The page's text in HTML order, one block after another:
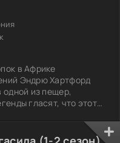
в Африке
Эндрю Хартфорд
одной из пещер,
гласят, что этот
и стремлением